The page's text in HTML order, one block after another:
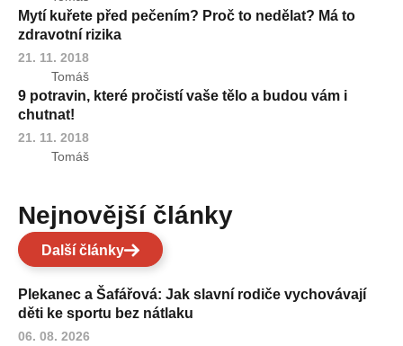
Mytí kuřete před pečením? Proč to nedělat? Má to
zdravotní rizika
21. 11. 2018
Tomáš
9 potravin, které pročistí vaše tělo a budou vám i
chutnat!
21. 11. 2018
Tomáš
Nejnovější články
Další články
Plekanec a Šafářová: Jak slavní rodiče vychovávají
děti ke sportu bez nátlaku
06. 08. 2026